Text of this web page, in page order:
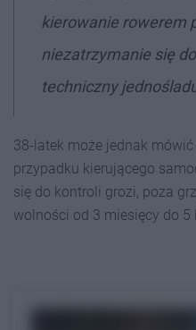
kierowanie rowerem
niezatrzymanie się
techniczny
38-latek może jednak
przypadku kierującego
się do kontroli grozi, poza
wolności od 3 miesięcy do 5